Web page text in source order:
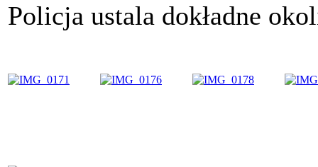
Policja ustala dokładne